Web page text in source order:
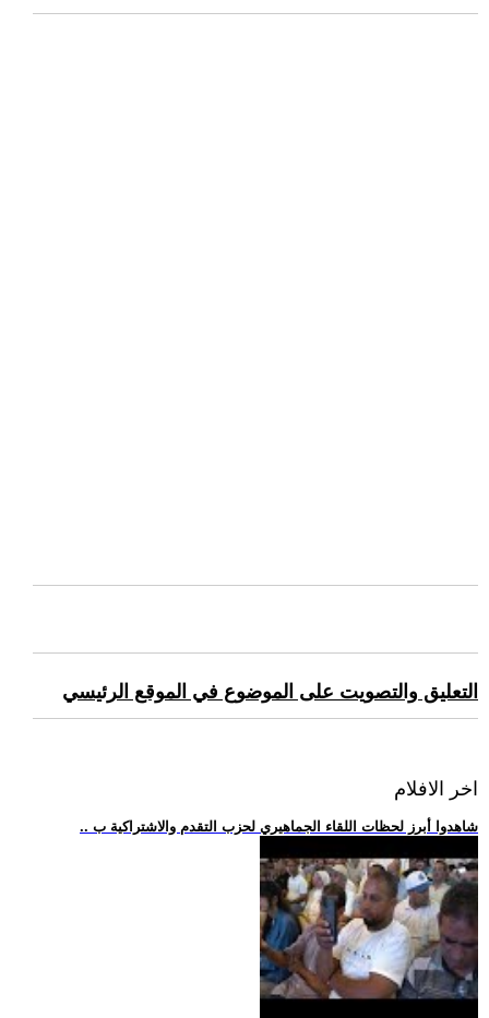
التعليق والتصويت على الموضوع في الموقع الرئيسي
اخر الافلام
.. شاهدوا أبرز لحظات اللقاء الجماهيري لحزب التقدم والاشتراكية ب